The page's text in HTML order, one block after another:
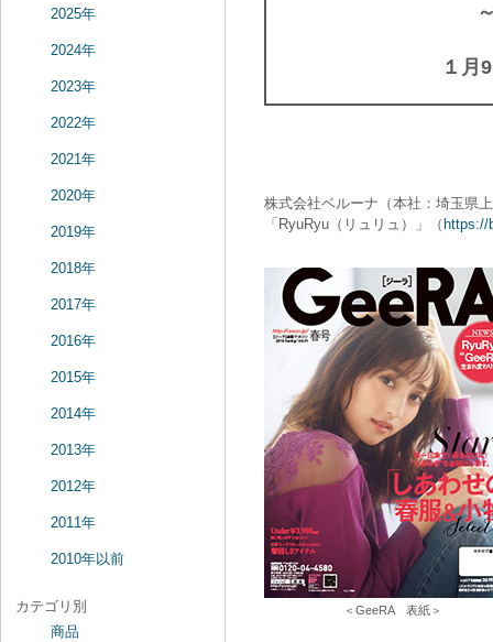
１月
株式会社ベルーナ（本社：埼玉県
「RyuRyu（リュリュ）」（ https://
＜GeeRA 表紙＞
2025年
2024年
2023年
2022年
2021年
2020年
2019年
2018年
2017年
2016年
2015年
2014年
2013年
2012年
2011年
2010年以前
カテゴリ別
商品